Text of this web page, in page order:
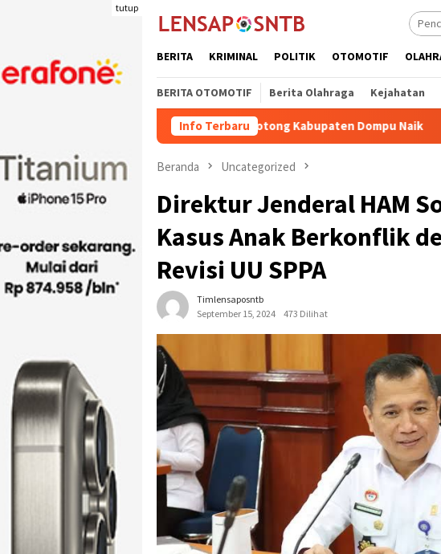
tutup
BERITA KRIMINAL POLITIK OTOMOTIF
BERITA OTOMOTIF Berita Olahraga Kejahatan
Info Terbaru
Kuota Pengiriman Ternak Potong Kabupaten Dompu Naik Wakil
Beranda Uncategorized
Direktur Jenderal HAM
Kasus Anak Berkonflik
Revisi UU SPPA
Timlensaposntb
September 15, 2024
473 Dilihat